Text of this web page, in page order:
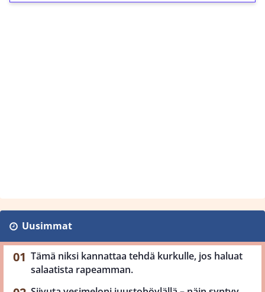
Uusimmat
Tämä niksi kannattaa tehdä kurkulle, jos haluat
salaatista rapeamman.